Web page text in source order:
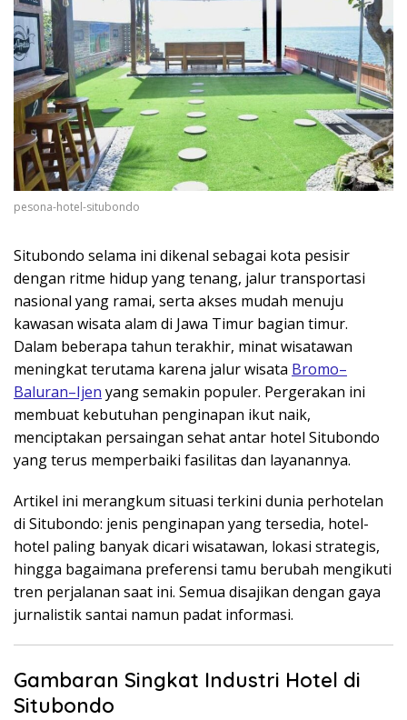
pesona-hotel-situbondo
Situbondo selama ini dikenal sebagai kota pesisir
dengan ritme hidup yang tenang, jalur transportasi
nasional yang ramai, serta akses mudah menuju
kawasan wisata alam di Jawa Timur bagian timur.
Dalam beberapa tahun terakhir, minat wisatawan
meningkat terutama karena jalur wisata Bromo–
Baluran–Ijen yang semakin populer. Pergerakan ini
membuat kebutuhan penginapan ikut naik,
menciptakan persaingan sehat antar hotel Situbondo
yang terus memperbaiki fasilitas dan layanannya.
Artikel ini merangkum situasi terkini dunia perhotelan
di Situbondo: jenis penginapan yang tersedia, hotel-
hotel paling banyak dicari wisatawan, lokasi strategis,
hingga bagaimana preferensi tamu berubah mengikuti
tren perjalanan saat ini. Semua disajikan dengan gaya
jurnalistik santai namun padat informasi.
Gambaran Singkat Industri Hotel di
Situbondo